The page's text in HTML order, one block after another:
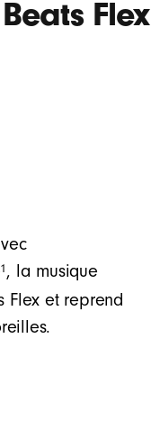
1 , la musique
Flex et reprend